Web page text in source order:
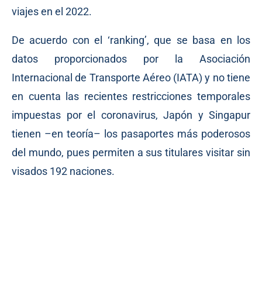
viajes en el 2022.
De acuerdo con el ‘ranking’, que se basa en los
datos proporcionados por la Asociación
Internacional de Transporte Aéreo (IATA) y no tiene
en cuenta las recientes restricciones temporales
impuestas por el coronavirus, Japón y Singapur
tienen –en teoría– los pasaportes más poderosos
del mundo, pues permiten a sus titulares visitar sin
visados 192 naciones.